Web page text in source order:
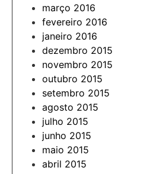
março 2016
fevereiro 2016
janeiro 2016
dezembro 2015
novembro 2015
outubro 2015
setembro 2015
agosto 2015
julho 2015
junho 2015
maio 2015
abril 2015